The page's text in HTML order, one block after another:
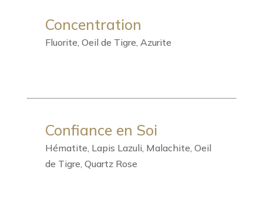
Concentration
Fluorite, Oeil de Tigre, Azurite
Confiance en Soi
Hématite, Lapis Lazuli, Malachite, Oeil
de Tigre, Quartz Rose